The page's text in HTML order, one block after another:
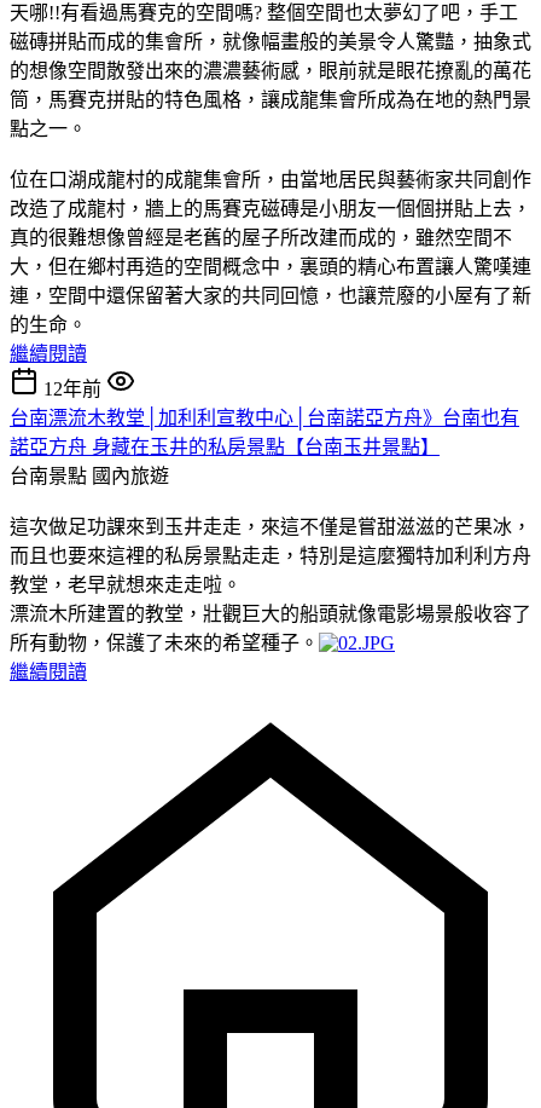
天哪!!有看過馬賽克的空間嗎? 整個空間也太夢幻了吧，手工
磁磚拼貼而成的集會所，就像幅畫般的美景令人驚豔，抽象式
的想像空間散發出來的濃濃藝術感，眼前就是眼花撩亂的萬花
筒，馬賽克拼貼的特色風格，讓成龍集會所成為在地的熱門景
點之一。
位在口湖成龍村的成龍集會所，由當地居民與藝術家共同創作
改造了成龍村，牆上的馬賽克磁磚是小朋友一個個拼貼上去，
真的很難想像曾經是老舊的屋子所改建而成的，雖然空間不
大，但在鄉村再造的空間概念中，裏頭的精心布置讓人驚嘆連
連，空間中還保留著大家的共同回憶，也讓荒廢的小屋有了新
的生命。
繼續閱讀
12年前
台南漂流木教堂│加利利宣教中心│台南諾亞方舟》台南也有
諾亞方舟 身藏在玉井的私房景點【台南玉井景點】
台南景點 國內旅遊
這次做足功課來到玉井走走，來這不僅是嘗甜滋滋的芒果冰，
而且也要來這裡的私房景點走走，特別是這麼獨特加利利方舟
教堂，老早就想來走走啦。
漂流木所建置的教堂，壯觀巨大的船頭就像電影場景般收容了
所有動物，保護了未來的希望種子。
繼續閱讀